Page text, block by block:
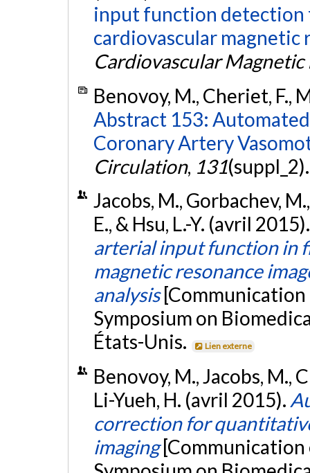
input function detection
cardiovascular magnetic
Cardiovascular Magnetic
Benovoy, M., Cheriet, F.,
Abstract 153:
Coronary Artery
Circulation, 131
Jacobs, M., Gorbachev,
E., & Hsu, L.-Y. (avril
arterial input function in
magnetic resonance
analysis
Symposium on
États-Unis.
Lien externe
Benovoy, M., Jacobs, M.,
Li-Yueh, H. (avril 2015).
correction for
imaging